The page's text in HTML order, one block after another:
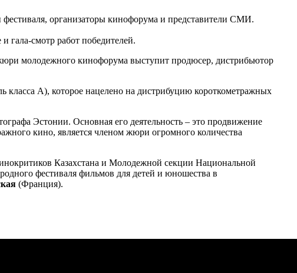
организаторы кинофорума и представители СМИ.
гала-смотр работ победителей.
молодежного кинофорума выступит продюсер, дистрибьютор
класса А), которое нацелено на дистрибуцию короткометражных
Эстонии. Основная его деятельность – это продвижение
кино, является членом жюри огромного количества
Казахстана и Молодежной секции Национальной
фестиваля фильмов для детей и юношества в
(Франция).